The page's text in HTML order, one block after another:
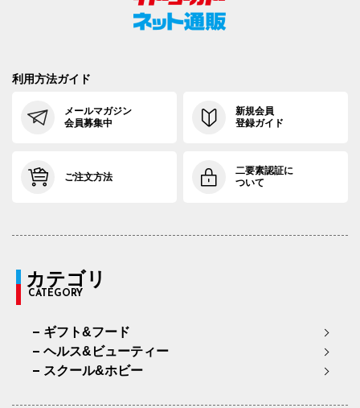
利用方法ガイド
メールマガジン
会員募集中
新規会員
登録ガイド
ご注文方法
二要素認証に
ついて
カテゴリ
CATEGORY
ギフト&フード
ヘルス&ビューティー
スクール&ホビー